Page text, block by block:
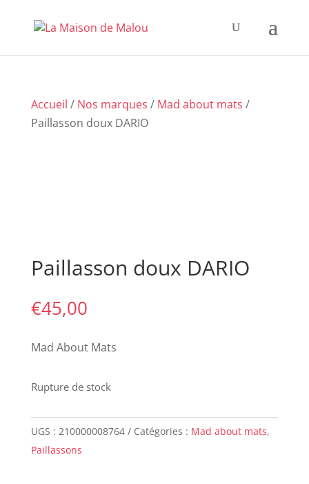
Accueil / Nos marques / Mad about mats /
Paillasson doux DARIO
Paillasson doux DARIO
€45,00
Mad About Mats
Rupture de stock
UGS : 210000008764 Catégories : Mad about mats,
Paillassons